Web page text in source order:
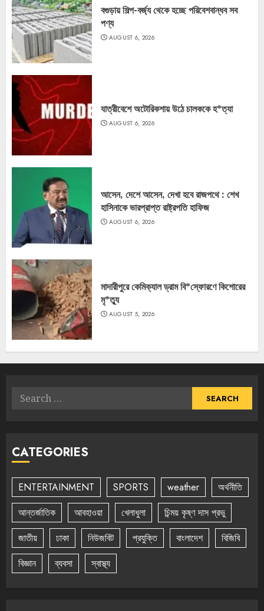
বগুড়ায় শিল্প-বর্জ্য থেকে হচ্ছে পরিবেশবান্ধব সব
পণ্য
AUGUST 6, 2026
যাত্রীবেশে অটোরিকশায় উঠে চালককে হ*ত্যা
AUGUST 6, 2026
আসেন, দেশে আসেন, দেখা হবে রাজপথে : শেখ
হাসিনাকে ভারপ্রাপ্ত রাষ্ট্রপতি হাফিজ
AUGUST 6, 2026
মাদারীপুরে কেমিক্যাল ড্রাম বি*স্ফোরণে কিশোরের
মৃ*ত্যু
AUGUST 5, 2026
Search
CATEGORIES
ENTERTAINMENT SPORTS weather
অর্থনীতি
আন্তর্জাতিক
আবহাওয়া খেলাধুলা
চিন্ময় কৃষ্ণ দাস প্রভু
জাতীয়
ঢাকা নিউজবিট প্রযুক্তি বাংলাদেশ
বিজিবি
বিজ্ঞান
ব্যবসা স্বাস্থ্য